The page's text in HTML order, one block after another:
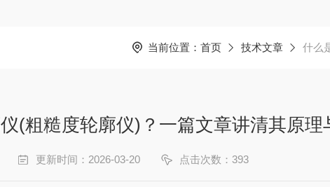
当前位置： 首页 技术文章 什么
(粗糙度轮廓仪)？一篇文章讲清其原理
更新时间：2026-03-20 点击次数：393